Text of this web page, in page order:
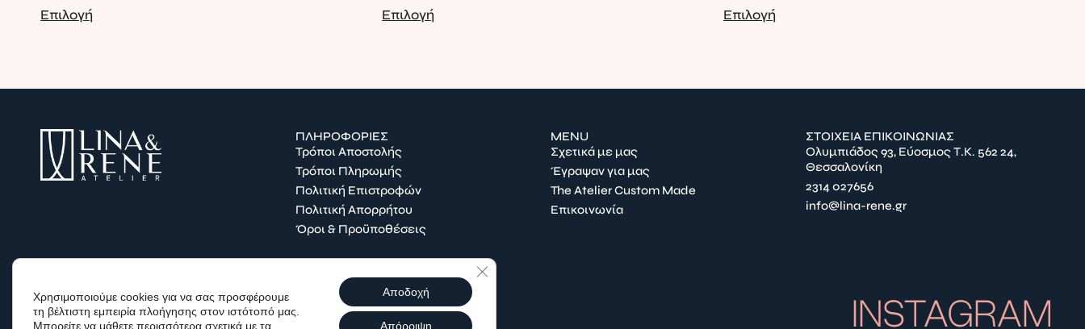
Επιλογή Επιλογή Επιλογή
ΠΛΗΡΟΦΟΡΙΕΣ
Τρόποι Αποστολής
Τρόποι Πληρωμής
Πολιτική Επιστροφών
Πολιτική Απορρήτου
Όροι & Προϋποθέσεις
MENU
Σχετικά με μας
Έγραψαν για μας
The Atelier Custom Made
Επικοινωνία
ΣΤΟΙΧΕΙΑ ΕΠΙΚΟΙΝΩΝΙΑΣ
Ολυμπιάδος 93, Εύοσμος Τ.Κ. 562 24,
Θεσσαλονίκη
2314 027656
info@lina-rene.gr
FACEBOOK INSTAGRAM
Χρησιμοποιούμε cookies για να σας προσφέρουμε
τη βέλτιστη εμπειρία πλοήγησης στον ιστότοπό μας.
Μπορείτε να μάθετε περισσότερα σχετικά με τα
Αποδοχή
Απόρριψη
Κλείσιμο του Cookie banner για το GDPR